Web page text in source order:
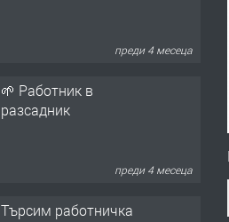
преди 4 месеца
🌱 Работник в
разсадник
преди 4 месеца
Търсим работничка